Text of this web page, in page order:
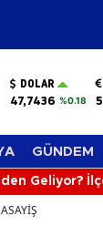
DOLAR
47,7436 %0.18
GÜNDEM
Geliyor?
ASAYİŞ